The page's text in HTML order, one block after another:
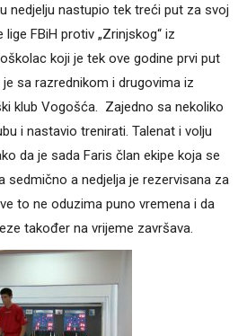
nedjelju nastupio tek treći put za svoj
FBiH protiv „Zrinjskog“ iz
koji je tek ove godine prvi put
sa razrednikom i drugovima iz
klub Vogošća. Zajedno sa nekoliko
i nastavio trenirati. Talenat i volju
da je sada Faris član ekipe koja se
sedmično a nedjelja je rezervisana za
to ne oduzima puno vremena i da
također na vrijeme završava.